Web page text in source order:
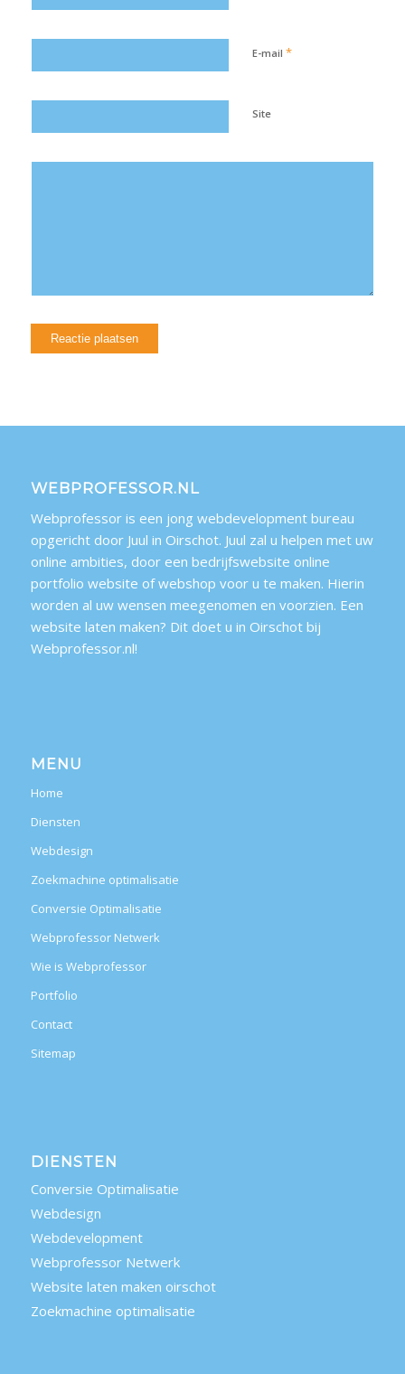
E-mail *
Site
WEBPROFESSOR.NL
Webprofessor is een jong webdevelopment bureau
opgericht door Juul in Oirschot. Juul zal u helpen met uw
online ambities, door een bedrijfswebsite online
portfolio website of webshop voor u te maken. Hierin
worden al uw wensen meegenomen en voorzien. Een
website laten maken? Dit doet u in Oirschot bij
Webprofessor.nl!
MENU
Home
Diensten
Webdesign
Zoekmachine optimalisatie
Conversie Optimalisatie
Webprofessor Netwerk
Wie is Webprofessor
Portfolio
Contact
Sitemap
DIENSTEN
Conversie Optimalisatie
Webdesign
Webdevelopment
Webprofessor Netwerk
Website laten maken oirschot
Zoekmachine optimalisatie